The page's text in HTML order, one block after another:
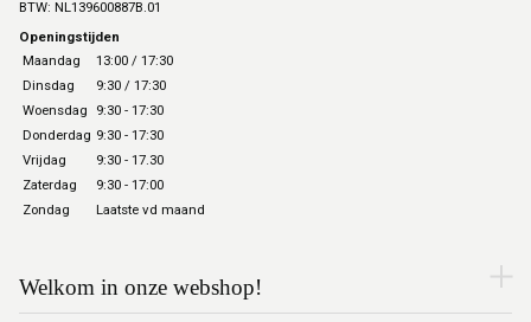
BTW: NL139600887B.01
Openingstijden
Maandag
13:00 / 17:30
Dinsdag
9:30 / 17:30
Woensdag
9:30 - 17:30
Donderdag 9:30 - 17:30
Vrijdag
9:30 - 17.30
Zaterdag
9:30 - 17:00
Zondag
Laatste vd maand
Welkom in onze webshop!